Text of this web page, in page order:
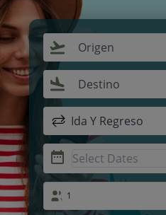
Origen
Destino
Ida Y Regreso
1